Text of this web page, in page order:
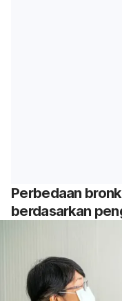
Perbedaan
berdasarkan